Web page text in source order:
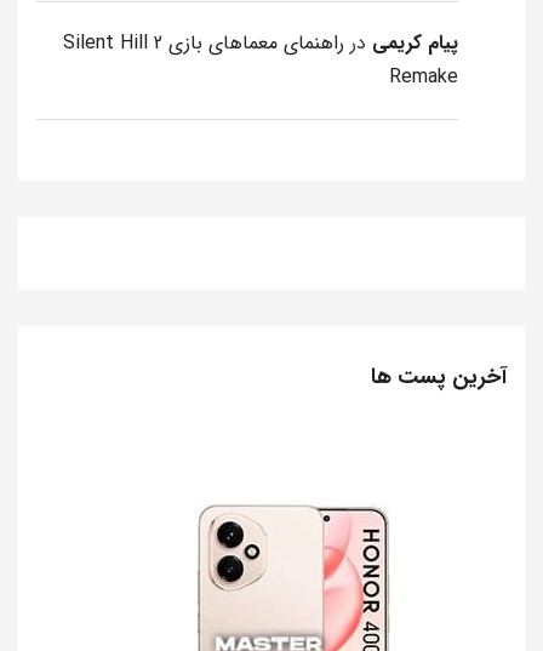
پیام کریمی در
راهنمای معماهای بازی Silent Hill 2
Remake
آخرین پست ها